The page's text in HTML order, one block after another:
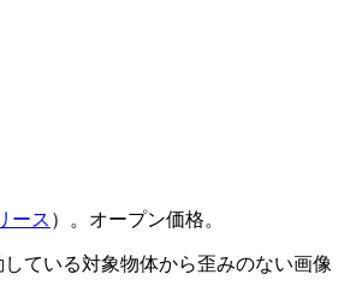
ース ）。オープン価格。
ている対象物体から歪みのない画像